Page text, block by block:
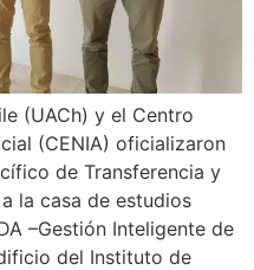
(UACh) y el Centro
(CENIA) oficializaron
de Transferencia y
la casa de estudios
–Gestión Inteligente de
del Instituto de